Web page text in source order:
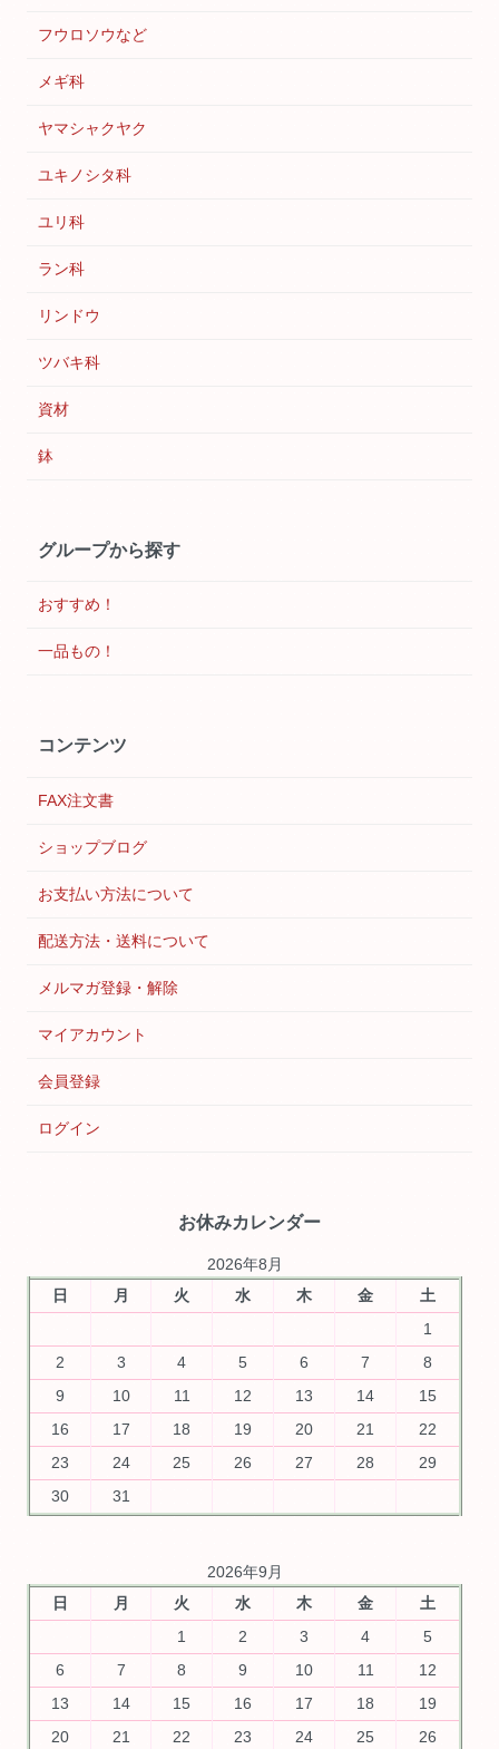
フウロソウなど
メギ科
ヤマシャクヤク
ユキノシタ科
ユリ科
ラン科
リンドウ
ツバキ科
資材
鉢
グループから探す
おすすめ！
一品もの！
コンテンツ
FAX注文書
ショップブログ
お支払い方法について
配送方法・送料について
メルマガ登録・解除
マイアカウント
会員登録
ログイン
お休みカレンダー
2026年8月
日
月 火 水 木 金
土
1
2
3 4 5 6 7
8
9
10 11 12 13 14
15
16
17 18 19 20 21
22
23
24 25 26 27 28
29
30
31
2026年9月
日
月 火 水 木 金
土
1
2 3 4
5
6
7 8 9 10 11
12
13
14 15 16 17 18
19
20
21 22 23 24 25
26